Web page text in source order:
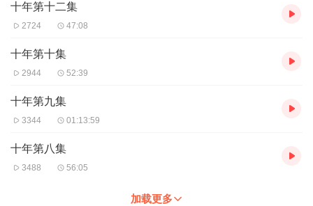
十年第十二集
2724 47:08
十年第十集
2944 52:39
十年第九集
3344 01:13:59
十年第八集
3488 56:05
加载更多